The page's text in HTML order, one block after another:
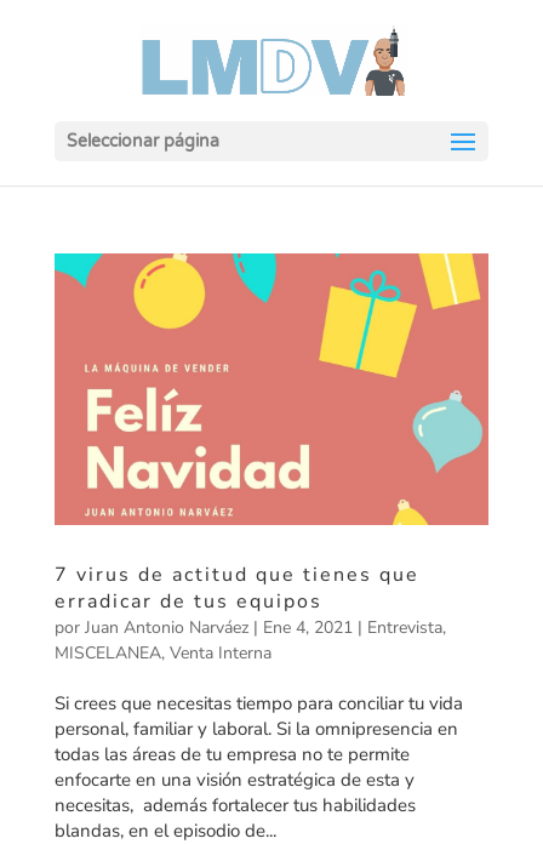
Seleccionar página
7 virus de actitud que tienes que
erradicar de tus equipos
por Juan Antonio Narváez| Ene 4, 2021| Entrevista,
MISCELANEA, Venta Interna
Si crees que necesitas tiempo para conciliar tu vida
personal, familiar y laboral. Si la omnipresencia en
todas las áreas de tu empresa no te permite
enfocarte en una visión estratégica de esta y
necesitas, además fortalecer tus habilidades
blandas, en el episodio de...